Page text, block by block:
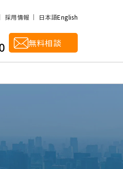
採用情報 日本語English
無料相談